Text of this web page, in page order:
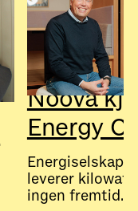
July 28, 2026
Nyheter
Noova
Energy
leverer
ingen fremtid.